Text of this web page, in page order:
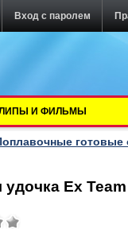
Вход с паролем
И ФИЛЬМЫ
готовые
удочка Ex Team